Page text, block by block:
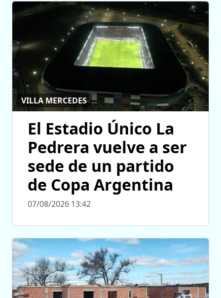
VILLA MERCEDES
El Estadio Único La
Pedrera vuelve a ser
sede de un partido
de Copa Argentina
07/08/2026 13:42